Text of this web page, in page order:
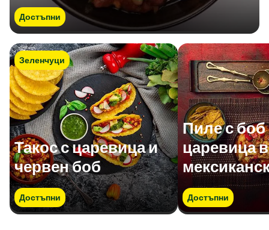
Достъпни
Зеленчуци
Такос с царевица и
червен боб
Достъпни
Пиле с боб
царевица в
Достъпни